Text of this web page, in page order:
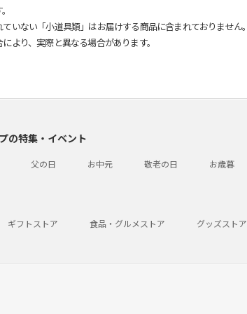
いない「小道具類」はお届けする商品に含まれておりません。
より、実際と異なる場合があります。
の特集・イベント
父の日 お中元 敬老の日 お歳暮
ギフトストア 食品・グルメストア グッズストア